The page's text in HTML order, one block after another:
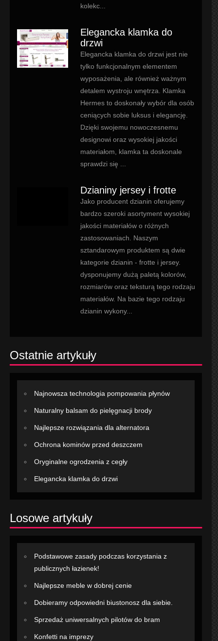
kolekc...
Elegancka klamka do
drzwi
Elegancka klamka do drzwi jest nie
tylko funkcjonalnym elementem
wyposażenia, ale również ważnym
detalem wystroju wnętrza. Klamka
Hermes to doskonały wybór dla osób
ceniących sobie luksus i elegancję.
Dzięki swojemu nowoczesnemu
designowi oraz wysokiej jakości
materiałom, klamka ta doskonale
sprawdzi się ...
Dzianiny jersey i frotte
Jako producent dzianin oferujemy
bardzo szeroki asortyment wysokiej
jakości materiałów o różnych
zastosowaniach. Naszym
sztandarowym produktem są dwie
kategorie dzianin - frotte i jersey.
dysponujemy dużą paletą kolorów,
rozmiarów oraz teksturą tego rodzaju
materiałów. Na bazie tego rodzaju
dzianin wykony...
Ostatnie artykuły
Najnowsza technologia pompowania płynów
Naturalny balsam do pielęgnacji brody
Najlepsze rozwiązania dla alternatora
Ochrona kominów przed deszczem
Oryginalne ogrodzenia z cegły
Elegancka klamka do drzwi
Losowe artykuły
Podstawowe zasady podczas korzystania z
publicznych łazienek!
Najlepsze meble w dobrej cenie
Dobieramy odpowiedni biustonosz dla siebie.
Sprzedaż uniwersalnych pilotów do bram
Konfetti na imprezy